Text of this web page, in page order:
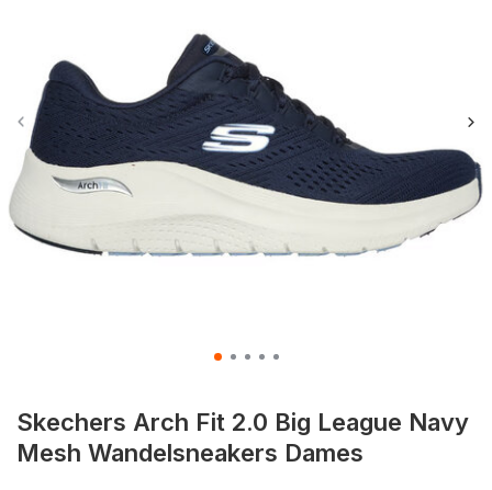
Skechers Arch Fit 2.0 Big League Navy
Mesh Wandelsneakers Dames